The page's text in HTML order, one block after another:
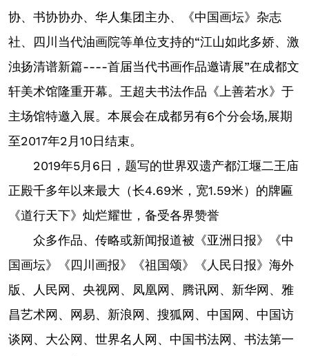
协、书协协办、华人集团主办、《中国画坛》杂志
社、四川当代油画院等单位支持的“江山如此多娇、激
浊扬清谱新篇----首届当代书画作品邀请展”在成都文
轩美术馆隆重开幕。王超夫书法作品《上善若水》于
主场馆特邀入展。本展会在成都另有6个分会场,展期
至2017年2月10日结束。
2019年5月6日，题写的世界双遗产都江堰二王庙
正殿千多年以来最大（长4.69米，宽1.59米）的牌匾
《道行天下》灿烂耀世，备受各界赞誉
众多作品、传略或新闻报道被《亚洲日报》《中
国画坛》《四川画报》《祖国颂》《人民日报》海外
版、人民网、央视网、凤凰网、腾讯网、新华网、雅
昌艺术网、网易、新浪网、搜狐网、中国网、中国访
谈网、大公网、世界名人网、中国书法网、书法第一